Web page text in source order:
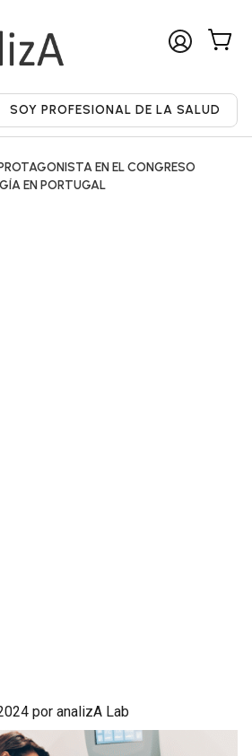
EN EL CONGRESO
EN PORTUGAL
por analizA Lab